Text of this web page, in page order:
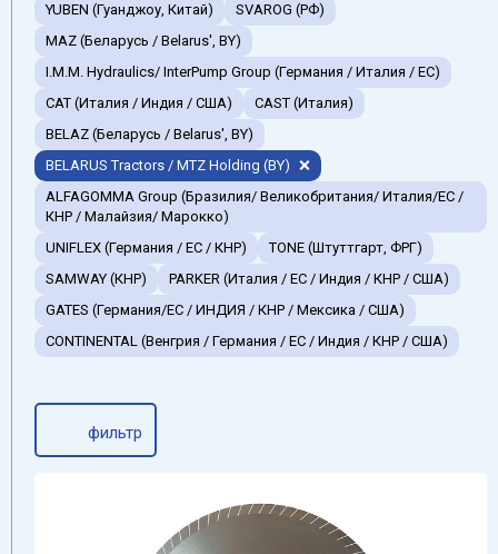
YUBEN (Гуанджоу, Китай)
SVAROG (РФ)
MAZ (Беларусь / Belarus', BY)
I.M.M. Hydraulics/ InterPump Group (Германия / Италия / ЕС)
CAT (Италия / Индия / США)
CAST (Италия)
BELAZ (Беларусь / Belarus', BY)
BELARUS Tractors / MTZ Holding (BY)
ALFAGOMMA Group (Бразилия/ Великобритания/ Италия/ЕС /
КНР / Малайзия/ Марокко)
UNIFLEX (Германия / EC / КНР)
TONE (Штуттгарт, ФРГ)
SAMWAY (КНР)
PARKER (Италия / ЕС / Индия / КНР / США)
GATES (Германия/EC / ИНДИЯ / КНР / Мексика / США)
CONTINENTAL (Венгрия / Германия / ЕС / Индия / КНР / США)
фильтр